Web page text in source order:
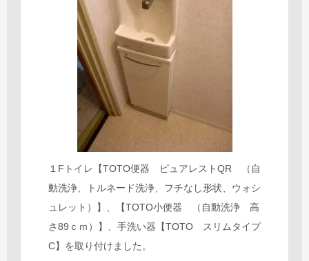
１Fトイレ【TOTO便器 ピュアレストQR （自
動洗浄、トルネード洗浄、フチなし形状、ウォシ
ュレット）】、【TOTO小便器 （自動洗浄 高
さ89ｃｍ）】、手洗い器【TOTO スリムタイプ
C】を取り付けました。